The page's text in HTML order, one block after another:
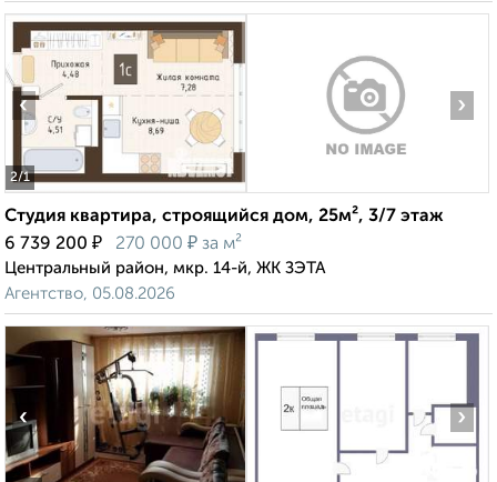
2/1
‹ ›
Студия квартира, строящийся дом, 25м², 3/7 этаж
6 739 200 ₽ 270 000 ₽ за м²
Центральный район, мкр. 14-й, ЖК ЗЭТА
Агентство, 05.08.2026
‹ ›